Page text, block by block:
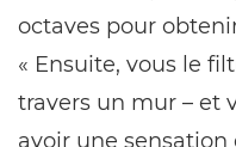
octaves pour
« Ensuite, vous le
travers un mur – et
avoir une sensation